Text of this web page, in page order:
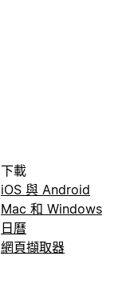
下載
iOS 與 Android
Mac 和 Windows
日曆
網頁擷取器